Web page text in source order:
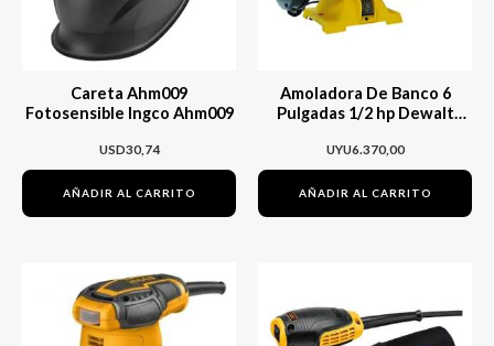
Careta Ahm009
Fotosensible Ingco Ahm009
USD30,74
AÑADIR AL CARRITO
Amoladora De Banco 6
Pulgadas 1/2 hp Dewalt
UYU6.370,00
AÑADIR AL CARRITO